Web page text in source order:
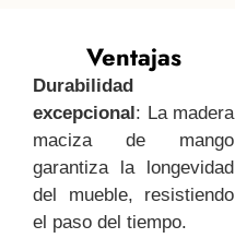
Ventajas
Durabilidad
excepcional: La madera
maciza de mango
garantiza la longevidad
del mueble, resistiendo
el paso del tiempo.